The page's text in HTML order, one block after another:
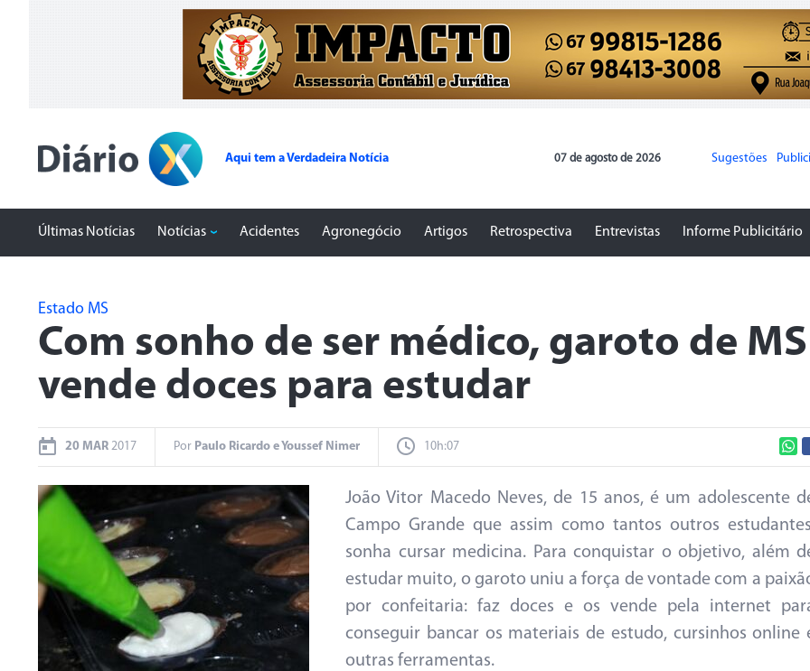
Aqui tem a Verdadeira Notícia 07 de agosto de 2026 Sugestões
Últimas Notícias Notícias Acidentes Agronegócio Artigos Retrospectiva Entrevistas Informe Publicitário
Estado MS
Com sonho de ser médico, garoto de MS
vende doces para estudar
20 MAR 2017 Por Paulo Ricardo e Youssef Nimer 10h:07
João Vitor Macedo Neves, de 15 anos, é um adolescente
Campo Grande que assim como tantos outros
sonha cursar medicina. Para conquistar o objetivo, além
estudar muito, o garoto uniu a força de vontade com a
por confeitaria: faz doces e os vende pela internet
conseguir bancar os materiais de estudo, cursinhos online
outras ferramentas.